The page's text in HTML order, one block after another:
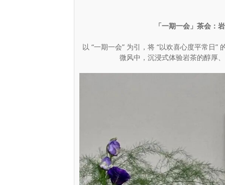
「一期一会」茶会：
以 “一期一会” 为引，将 “以欢喜心度平常日
微风中，沉浸式体验岩茶的醇厚